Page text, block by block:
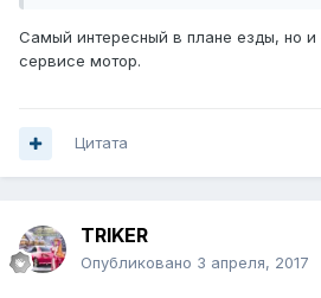
Самый интересный в плане езды, но
сервисе мотор.
Цитата
TRIKER
Опубликовано 3 апреля, 2017